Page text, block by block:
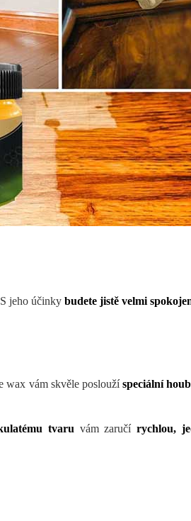
jeho účinky budete jistě velmi
wax vám skvěle posloužíspeciální
tvaru vám zaručírychlou,